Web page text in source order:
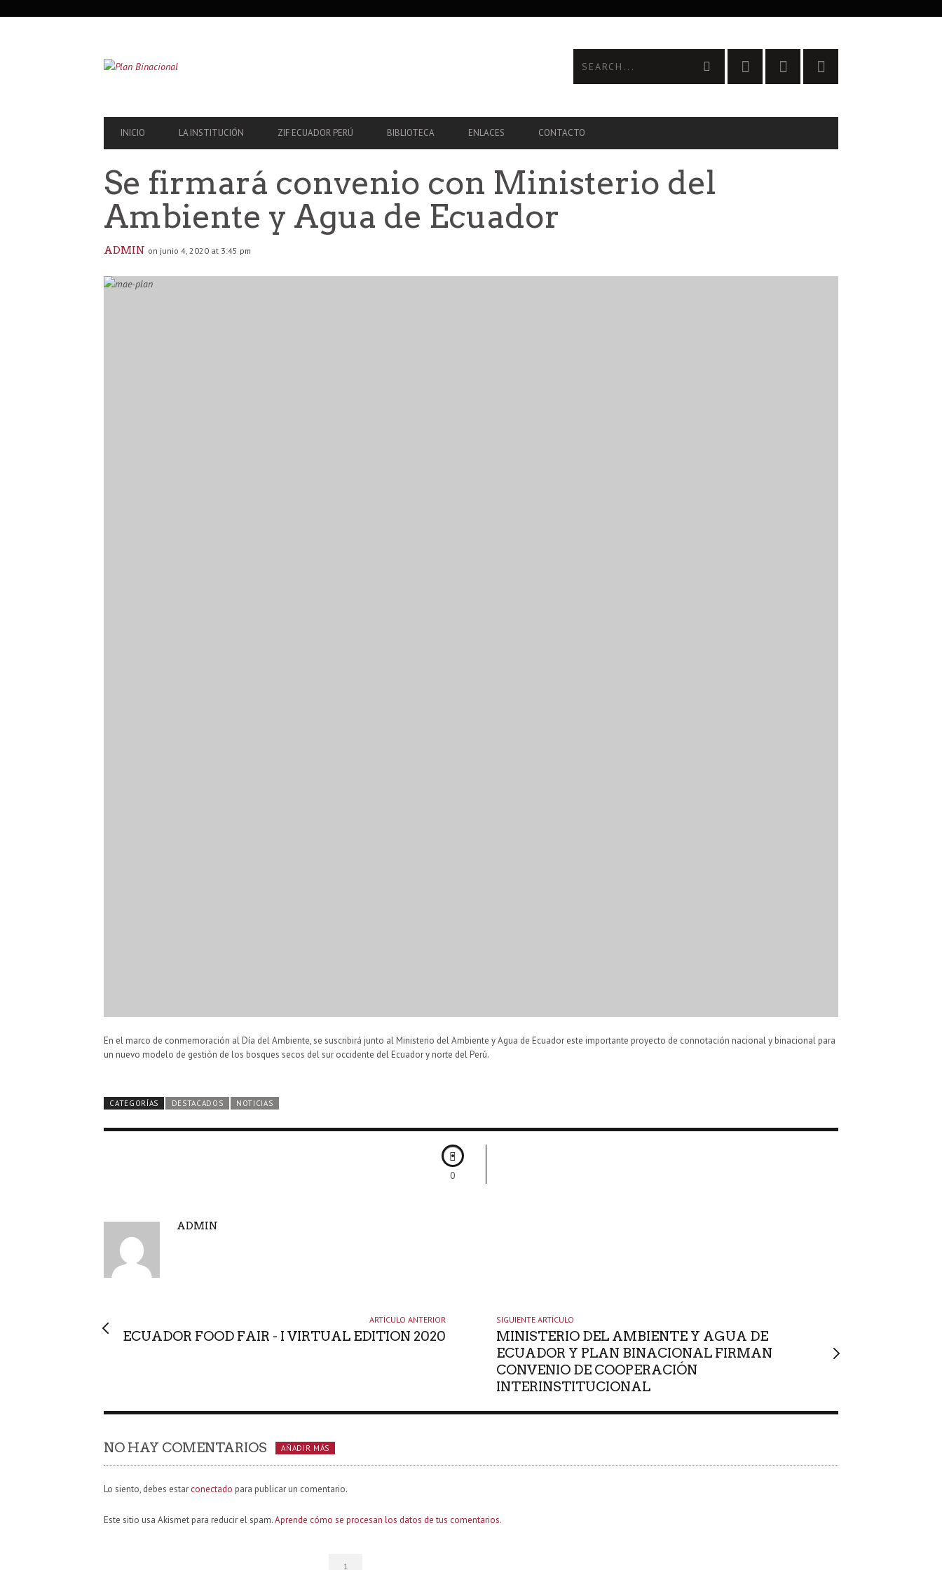
PRIMARY
NAVIGATION
INICIO LA INSTITUCIÓN ZIF ECUADOR PERÚ BIBLIOTECA ENLACES CONTACTO
Se firmará convenio con Ministerio del
Ambiente y Agua de Ecuador
ADMIN on junio 4, 2020 at 3:45 pm
En el marco de conmemoración al Día del Ambiente, se suscribirá junto al Ministerio del Ambiente y Agua de Ecuador este importante proyecto de connotación nacional y binacional para
un nuevo modelo de gestión de los bosques secos del sur occidente del Ecuador y norte del Perú.
CATEGORÍAS DESTACADOS NOTICIAS
0
A
ADMIN
ARTÍCULO ANTERIOR
ECUADOR FOOD FAIR - I VIRTUAL EDITION 2020
SIGUIENTE ARTÍCULO
MINISTERIO DEL AMBIENTE Y AGUA DE
ECUADOR Y PLAN BINACIONAL FIRMAN
CONVENIO DE COOPERACIÓN
INTERINSTITUCIONAL
NO HAY COMENTARIOS AÑADIR MÁS
Lo siento, debes estar conectado para publicar un comentario.
Este sitio usa Akismet para reducir el spam.Aprende cómo se procesan los datos de tus comentarios.
1